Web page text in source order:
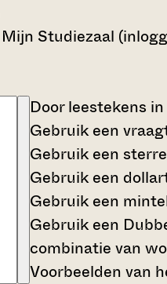
Mijn Studiezaal
Door leestekens
Gebruik een
Gebruik een
Gebruik een
Gebruik een
Gebruik een
combinatie van
Voorbeelden van